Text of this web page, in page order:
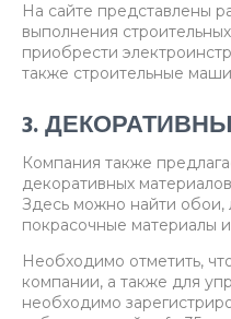
На сайте представлены
выполнения
приобрести
также строительные
3.
Компания также
декоративных
Здесь можно найти обои,
покрасочные материалы
Необходимо отметить,
компании, а также для
необходимо